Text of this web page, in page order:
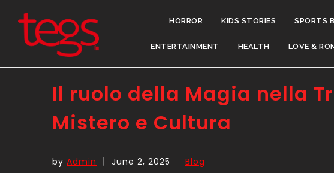
HORROR KIDS STORIES SPORTS
ENTERTAINMENT HEALTH LOVE &
Il ruolo della Magia nella
Mistero e Cultura
by Admin June 2, 2025
Blog